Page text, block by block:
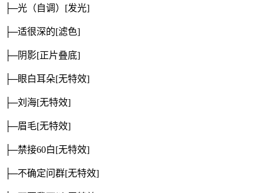
├─光（自调） [发光]
├─适很深的[滤色]
├─阴影[正片叠底]
├─眼白耳朵[无特效]
├─刘海[无特效]
├─眉毛[无特效]
├─禁接60白[无特效]
├─不确定问群[无特效]